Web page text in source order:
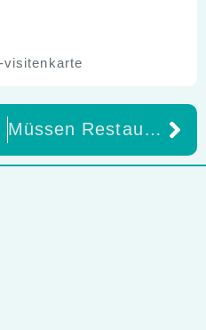
visitenkarte
Müssen Restaurationen aus Silikatkeramik zwingend geätzt werden oder bietet das Strahlen eine Alternative beim Aufrauen der Klebefläche?